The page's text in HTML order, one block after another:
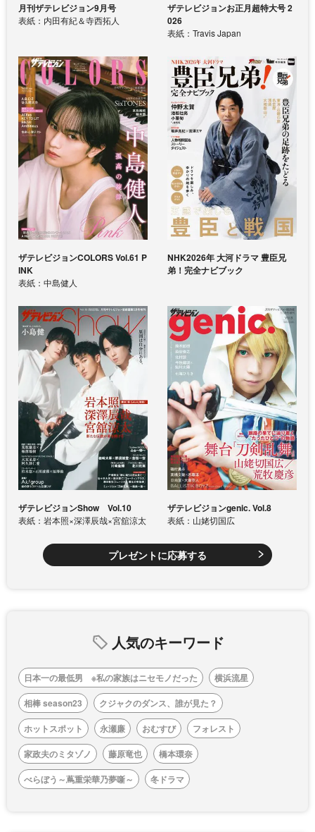
月刊ザテレビジョン9月号
表紙：内田有紀＆寺西拓人
ザテレビジョンお正月超特大号 2
026
表紙：Travis Japan
ザテレビジョンCOLORS Vol.61 P
INK
表紙：中島健人
NHK2026年 大河ドラマ 豊臣兄
弟！完全ナビブック
ザテレビジョンShow Vol.10
表紙：岩本照×深澤辰哉×宮舘涼太
ザテレビジョンgenic. Vol.8
表紙：山姥切国広
プレゼントに応募する
人気のキーワード
日本一の最低男 ※私の家族はニセモノだった
横浜流星
相棒 season23
クジャクのダンス、誰が見た？
ホットスポット
永瀬廉 おむすび
フォレスト
家政夫のミタゾノ
藤原竜也
橋本環奈
べらぼう～蔦重栄華乃夢噺～
冬ドラマ